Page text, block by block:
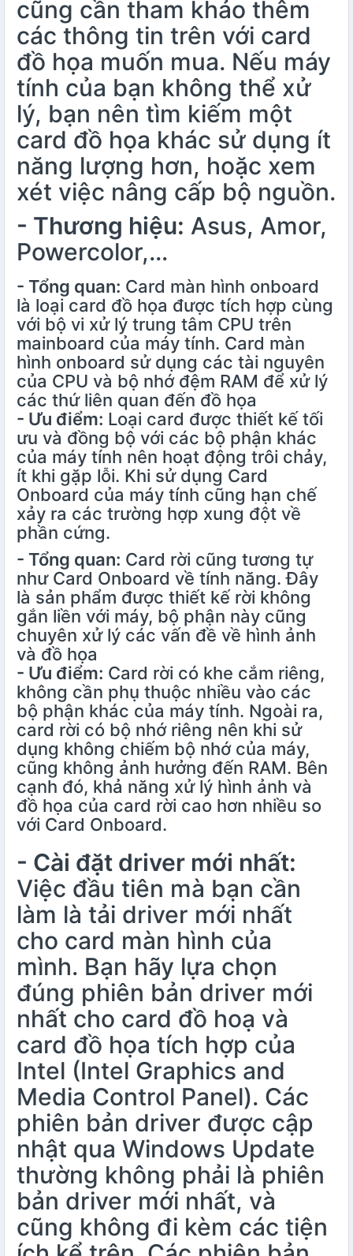
cũng cần tham khảo thêm
các thông tin trên với card
đồ họa muốn mua. Nếu máy
tính của bạn không thể xử
lý, bạn nên tìm kiếm một
card đồ họa khác sử dụng ít
năng lượng hơn, hoặc xem
xét việc nâng cấp bộ nguồn.
- Thương hiệu: Asus, Amor,
Powercolor,…
- Tổng quan: Card màn hình onboard
là loại card đồ họa được tích hợp cùng
với bộ vi xử lý trung tâm CPU trên
mainboard của máy tính. Card màn
hình onboard sử dụng các tài nguyên
của CPU và bộ nhớ đệm RAM để xử lý
các thứ liên quan đến đồ họa
- Ưu điểm: Loại card được thiết kế tối
ưu và đồng bộ với các bộ phận khác
của máy tính nên hoạt động trôi chảy,
ít khi gặp lỗi. Khi sử dụng Card
Onboard của máy tính cũng hạn chế
xảy ra các trường hợp xung đột về
phần cứng.
- Tổng quan: Card rời cũng tương tự
như Card Onboard về tính năng. Đây
là sản phẩm được thiết kế rời không
gắn liền với máy, bộ phận này cũng
chuyên xử lý các vấn đề về hình ảnh
và đồ họa
- Ưu điểm: Card rời có khe cắm riêng,
không cần phụ thuộc nhiều vào các
bộ phận khác của máy tính. Ngoài ra,
card rời có bộ nhớ riêng nên khi sử
dụng không chiếm bộ nhớ của máy,
cũng không ảnh hưởng đến RAM. Bên
cạnh đó, khả năng xử lý hình ảnh và
đồ họa của card rời cao hơn nhiều so
với Card Onboard.
- Cài đặt driver mới nhất:
Việc đầu tiên mà bạn cần
làm là tải driver mới nhất
cho card màn hình của
mình. Bạn hãy lựa chọn
đúng phiên bản driver mới
nhất cho card đồ hoạ và
card đồ họa tích hợp của
Intel (Intel Graphics and
Media Control Panel). Các
phiên bản driver được cập
nhật qua Windows Update
thường không phải là phiên
bản driver mới nhất, và
cũng không đi kèm các tiện